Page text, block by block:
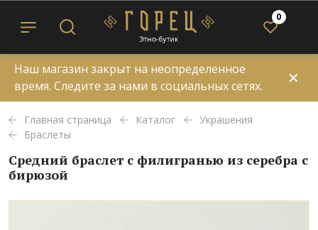
0
Наш магазин закрыт на неопределенное
время. Следите за нами в социальных сетях.
✕
Главная страница Каталог
Украшения
Браслеты
Средний браслет с филигранью из серебра с
бирюзой